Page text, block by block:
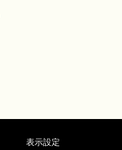
表示設定